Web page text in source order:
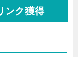
ンク獲得